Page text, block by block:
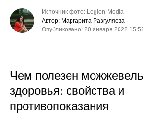
Источник фото: Legion-Media
Автор: Маргарита Разгуляева
Опубликовано: 20 января 2022
Чем полезен
здоровья: свойства и
противопоказания